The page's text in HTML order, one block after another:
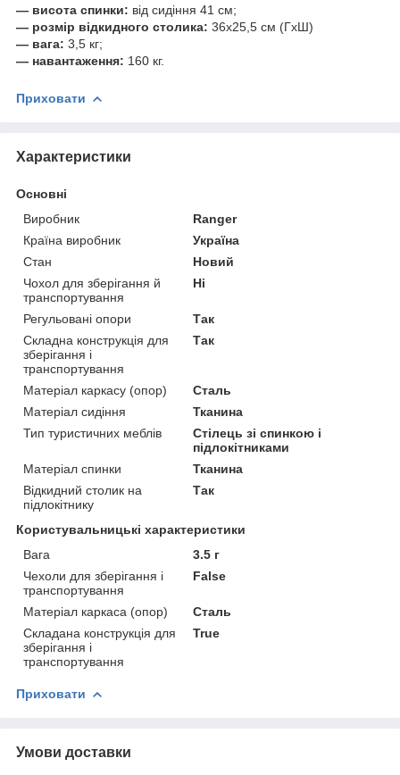
— висота спинки: від сидіння 41 см;
— розмір відкидного столика: 36х25,5 см (ГхШ)
— вага: 3,5 кг;
— навантаження: 160 кг.
Приховати
Характеристики
Основні
Виробник
Ranger
Країна виробник
Україна
Стан
Новий
Чохол для зберігання й
транспортування
Ні
Регульовані опори
Так
Складна конструкція для
зберігання і
транспортування
Так
Матеріал каркасу (опор)
Сталь
Матеріал сидіння
Тканина
Тип туристичних меблів
Стілець зі спинкою і
підлокітниками
Матеріал спинки
Тканина
Відкидний столик на
підлокітнику
Так
Користувальницькі характеристики
Вага
3.5 г
Чехоли для зберігання і
транспортування
False
Матеріал каркаса (опор)
Сталь
Складана конструкція для
зберігання і
транспортування
True
Приховати
Умови доставки